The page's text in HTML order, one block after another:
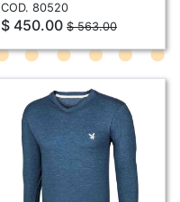
COD. 80520
$ 450.00 $ 563.00